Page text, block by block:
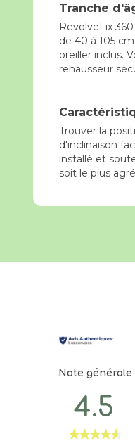
Tranche
RevolveFix
de 40 à 105
oreiller inclus.
rehausseur
Trouver la
d'inclinaison
installé et
soit le plus
Note générale
4.5